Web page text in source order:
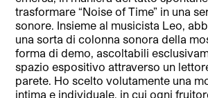
trasformare “Noise of Time” in una
sonore. Insieme al musicista Leo,
una sorta di colonna sonora della
forma di demo, ascoltabili
spazio espositivo attraverso un
parete. Ho scelto volutamente una
intima e individuale, in cui ogni